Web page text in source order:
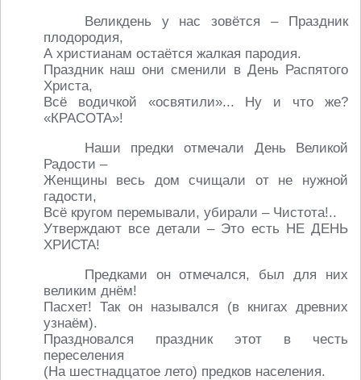
Великдень у нас зовётся – Праздник
плодородия,
А христианам остаётся жалкая пародия.
Праздник наш они сменили в День Распятого
Христа,
Всё водичкой «освятили»... Ну и что же?
«КРАСОТА»!
Наши предки отмечали День Великой
Радости –
Женщины весь дом счищали от не нужной
гадости,
Всё кругом перемывали, убирали – Чистота!..
Утверждают все детали – Это есть НЕ ДЕНЬ
ХРИСТА!
Предками он отмечался, был для них
великим днём!
Пасхет! Так он назывался (в книгах древних
узнаём).
Праздновался праздник этот в честь
переселения
(На шестнадцатое лето) предков населения.